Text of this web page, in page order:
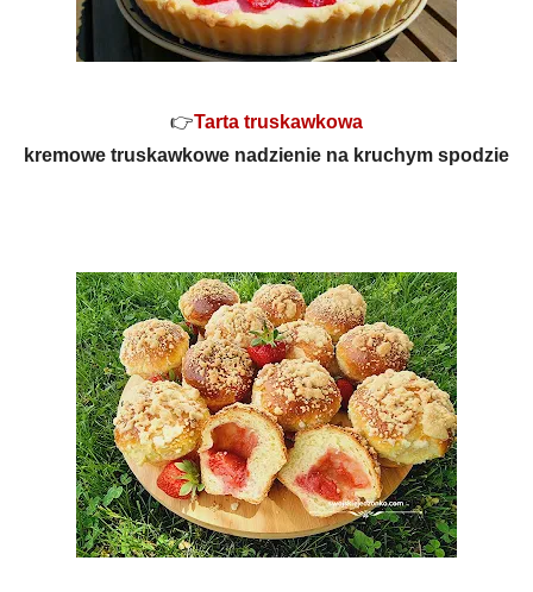
👉Tarta truskawkowa
kremowe truskawkowe nadzienie na kruchym spodzie